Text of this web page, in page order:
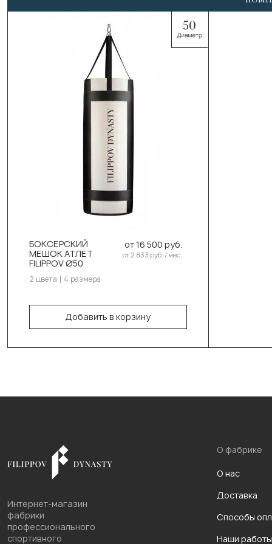
БОКСЕРСКИЙ
МЕШОК АТЛЕТ
FILIPPOV Ø50
от 16 500 руб.
от 2 833 руб. / мес.
2 цвета 4 размера
Добавить в корзину
Выберите цвет:
Белый
Выберите размер:
130см/50см/55-58кг
150см/50см/60-63кг
В корзину
Интернет-магазин
фабрики
профессионального
спортивного
О фабрике
О нас
Доставка
Способы
Наши работы